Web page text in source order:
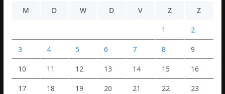
M
D W D V Z Z
1 2
3 4 5 6 7 8 9
10 11 12 13 14 15 16
17 18 19 20 21 22 23